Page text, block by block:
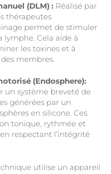
(DLM) : Réalisé par
thérapeutes
permet de stimuler
Cela aide à
les toxines et à
membres.
(Endosphere):
un système breveté de
générées par un
en silicone. Ces
tonique, rythmée et
respectant l’intégrité
utilise un appareil